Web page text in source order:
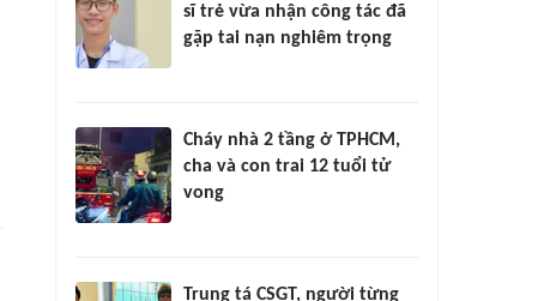
sĩ trẻ vừa nhận công tác đã
gặp tai nạn nghiêm trọng
Cháy nhà 2 tầng ở TPHCM,
cha và con trai 12 tuổi tử
vong
Trung tá CSGT, người từng